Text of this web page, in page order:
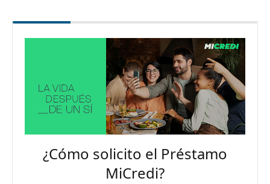
¿Cómo solicito el Préstamo
MiCredi?